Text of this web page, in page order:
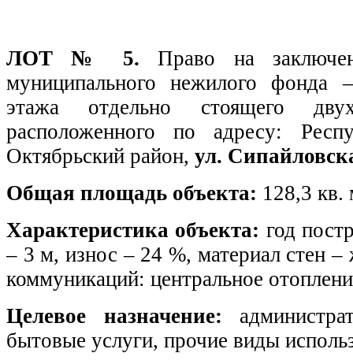
ЛОТ № 5.Право на
муниципального нежилого
этажа отдельно стоящего
расположенного по адресу:
Октябрьский район, ул.
Общая площадь объекта: 128,3
Характеристика объекта: год
– 3 м, износ – 24 %, материал стен –
коммуникаций: центральное
Целевое назначение:
бытовые услуги, прочие виды